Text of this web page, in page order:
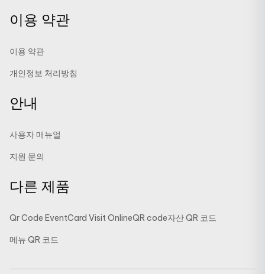
이용 약관
이용 약관
개인정보 처리방침
안내
사용자 매뉴얼
지원 문의
다른 제품
Qr Code EventCard Visit OnlineQR code자산 QR 코드
메뉴 QR 코드